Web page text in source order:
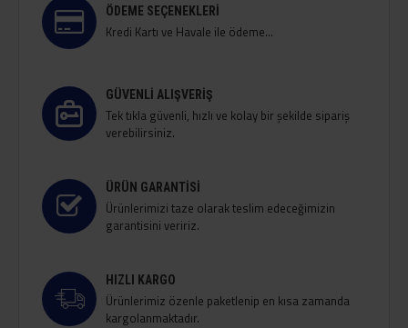
ÖDEME SEÇENEKLERI
Kredi Kartı ve Havale ile ödeme...
GÜVENLI ALIŞVERIŞ
Tek tıkla güvenli, hızlı ve kolay bir şekilde sipariş
verebilirsiniz.
ÜRÜN GARANTISI
Ürünlerimizi taze olarak teslim edeceğimizin
garantisini veririz.
HIZLI KARGO
Ürünlerimiz özenle paketlenip en kısa zamanda
kargolanmaktadır.